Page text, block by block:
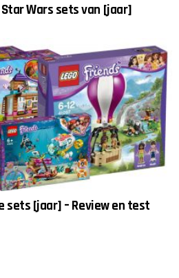
Wars sets van [jaar]
sets [jaar] – Review en test